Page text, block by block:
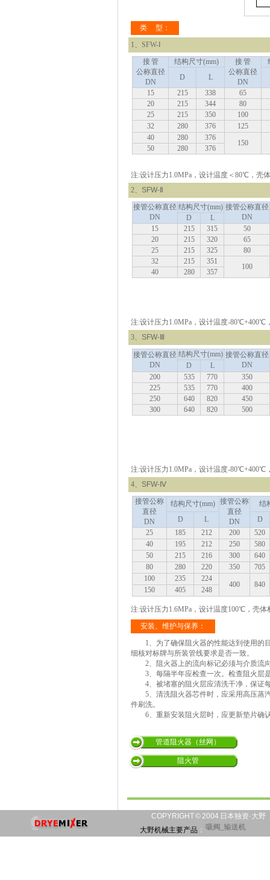
类 型：
1、 SFW-Ⅰ
接 管
公称直径
DN
结构尺寸(mm)
接 管
公称直径
DN
D
L
15
215 338 65
20
215 344 80
25
215 350 100
32
280 376 125
40
280 376
150
50 280 376
注:设计压力1.0MPa，设计温度＜80℃，壳
2、 SFW-Ⅱ
接管公称直径
DN
结构尺寸(mm) 接管公称直径
DN
D
L
15
215 315
50
20
215 320
65
25
215 325
80
32
215 351
100
40 280 357
注:设计压力1.0MPa，设计温度-80℃+400℃
3、 SFW-Ⅲ
接管公称直径
DN
结构尺寸(mm) 接管公称直径
DN
D
L
200
535 770
350
225
535 770
400
250
640 820
450
300
640 820 500
注:设计压力1.0MPa，设计温度-80℃+400℃
4、 SFW-Ⅳ
接管公称
直径
DN
结构尺寸(mm) 接管公称
直径
DN
结
D
L
D
25
185 212 200
520
40
195 212 250
580
50
215 216 300
640
80
280 220 350
705
100
235 224
400 840
150 405 248
注:设计压力1.6MPa，设计温度100℃，壳
安装、维护与保养：
1、为了确保阻火器的性能达到使用的
细核对标牌与所装管线要求是否一致。
2、阻火器上的流向标记必须与介质流
3、每隔半年应检查一次。检查阻火层
4、被堵塞的阻火层应清洗干净，保证
5、清洗阻火器芯件时，应采用高压蒸
件刷洗。
6、重新安装阻火层时，应更新垫片确
管道阻火器（丝网）
阻火管
COPYRIGHT © 2004 日本独资·大
大野机械主要产品 ：
混合机_ 混合器 _分散机_阻火器_呼吸阀_输送机